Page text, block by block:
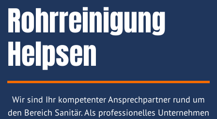
Rohrreinigung
Helpsen
Wir sind Ihr kompetenter Ansprechpartner rund um
den Bereich Sanitär. Als professionelles Unternehmen